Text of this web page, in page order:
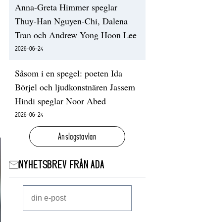
Anna-Greta Himmer speglar
Thuy-Han Nguyen-Chi, Dalena
Tran och Andrew Yong Hoon Lee
2026-06-24
Såsom i en spegel: poeten Ida
Börjel och ljudkonstnären Jassem
Hindi speglar Noor Abed
2026-06-24
Anslagstavlan
NYHETSBREV FRÅN ADA